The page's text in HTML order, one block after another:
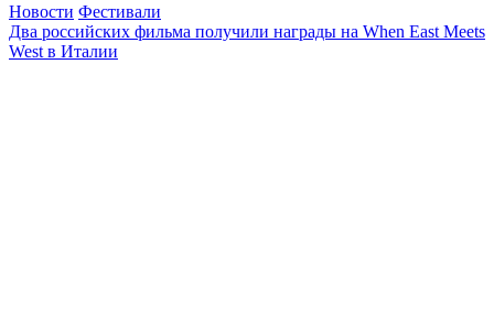
Новости Фестивали
Два российских фильма получили награды на When East Meets
West в Италии